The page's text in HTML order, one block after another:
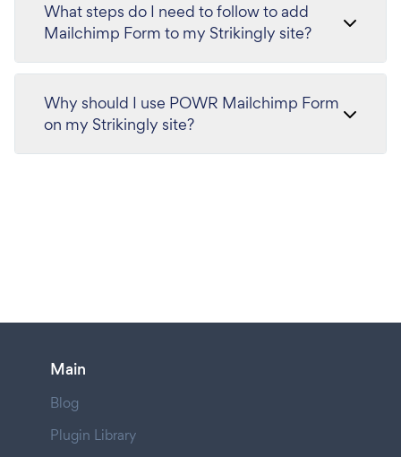
What steps do I need to follow to add
Mailchimp Form to my Strikingly site?
Why should I use POWR Mailchimp Form
on my Strikingly site?
Main
Blog
Plugin Library